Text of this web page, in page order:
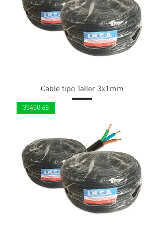
Cable tipo Taller 3x1mm
35450.68